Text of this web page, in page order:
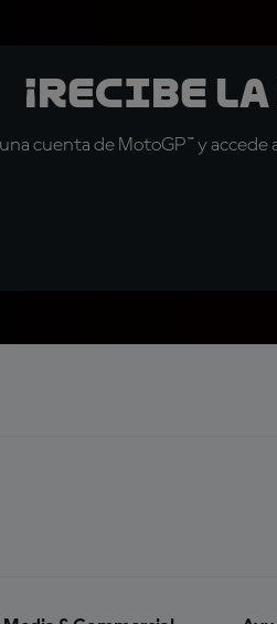
¡Recibe
cuenta de MotoGP™ y